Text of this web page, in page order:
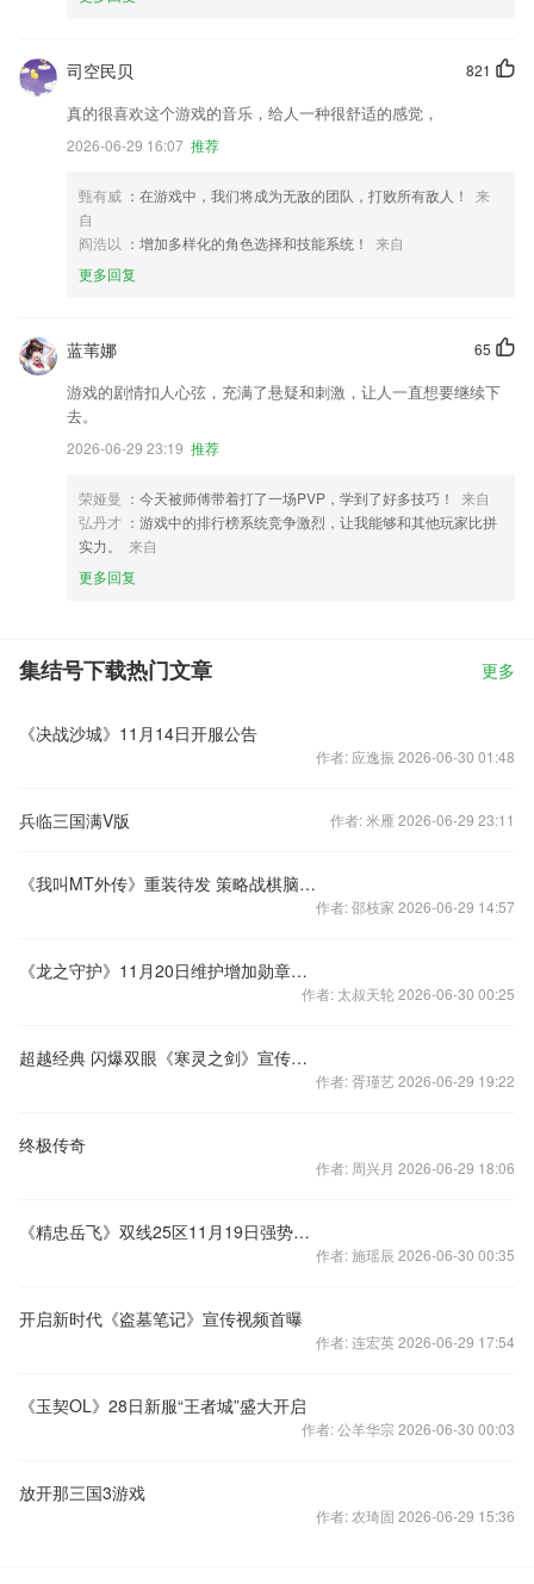
821
司空民贝
真的很喜欢这个游戏的音乐，给人一种很舒适的感觉，
2026-06-29 16:07 推荐
甄有威 ：在游戏中，我们将成为无敌的团队，打败所有敌人！
来
自
阎浩以 ：增加多样化的角色选择和技能系统！
来自
更多回复
65
蓝苇娜
游戏的剧情扣人心弦，充满了悬疑和刺激，让人一直想要继续下
去。
2026-06-29 23:19 推荐
荣娅曼 ：今天被师傅带着打了一场PVP，学到了好多技巧！
来自
弘丹才 ：游戏中的排行榜系统竞争激烈，让我能够和其他玩家比拼
实力。
来自
更多回复
集结号下载热门文章 更多
《决战沙城》11月14日开服公告
作者: 应逸振 2026-06-30 01:48
兵临三国满V版 作者: 米雁 2026-06-29 23:11
《我叫MT外传》重装待发 策略战棋脑洞大开
作者: 邵枝家 2026-06-29 14:57
《龙之守护》11月20日维护增加勋章升级功能
作者: 太叔天轮 2026-06-30 00:25
超越经典 闪爆双眼《寒灵之剑》宣传视频首曝
作者: 胥瑾艺 2026-06-29 19:22
终极传奇
作者: 周兴月 2026-06-29 18:06
《精忠岳飞》双线25区11月19日强势来袭
作者: 施瑶辰 2026-06-30 00:35
开启新时代《盗墓笔记》宣传视频首曝
作者: 连宏英 2026-06-29 17:54
《玉契OL》28日新服“王者城”盛大开启
作者: 公羊华宗 2026-06-30 00:03
放开那三国3游戏
作者: 农琦固 2026-06-29 15:36